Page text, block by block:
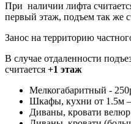
При наличии лифта
первый этаж, подъем так же
Занос на территорию
В случае отдаленности
считается +1 этаж
Мелкогабаритный -
Шкафы, кухни от 1.5м
Диваны, кровати